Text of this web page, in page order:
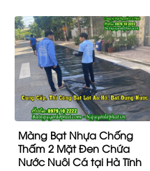
Màng Bạt Nhựa Chống
Thấm 2 Mặt Đen Chứa
Nước Nuôi Cá tại Hà Tĩnh